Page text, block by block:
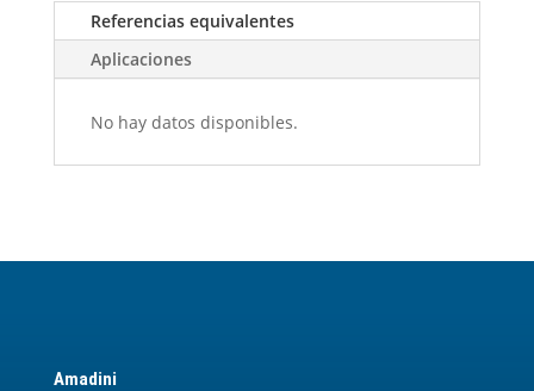
Referencias equivalentes
Aplicaciones
No hay datos disponibles.
Amadini